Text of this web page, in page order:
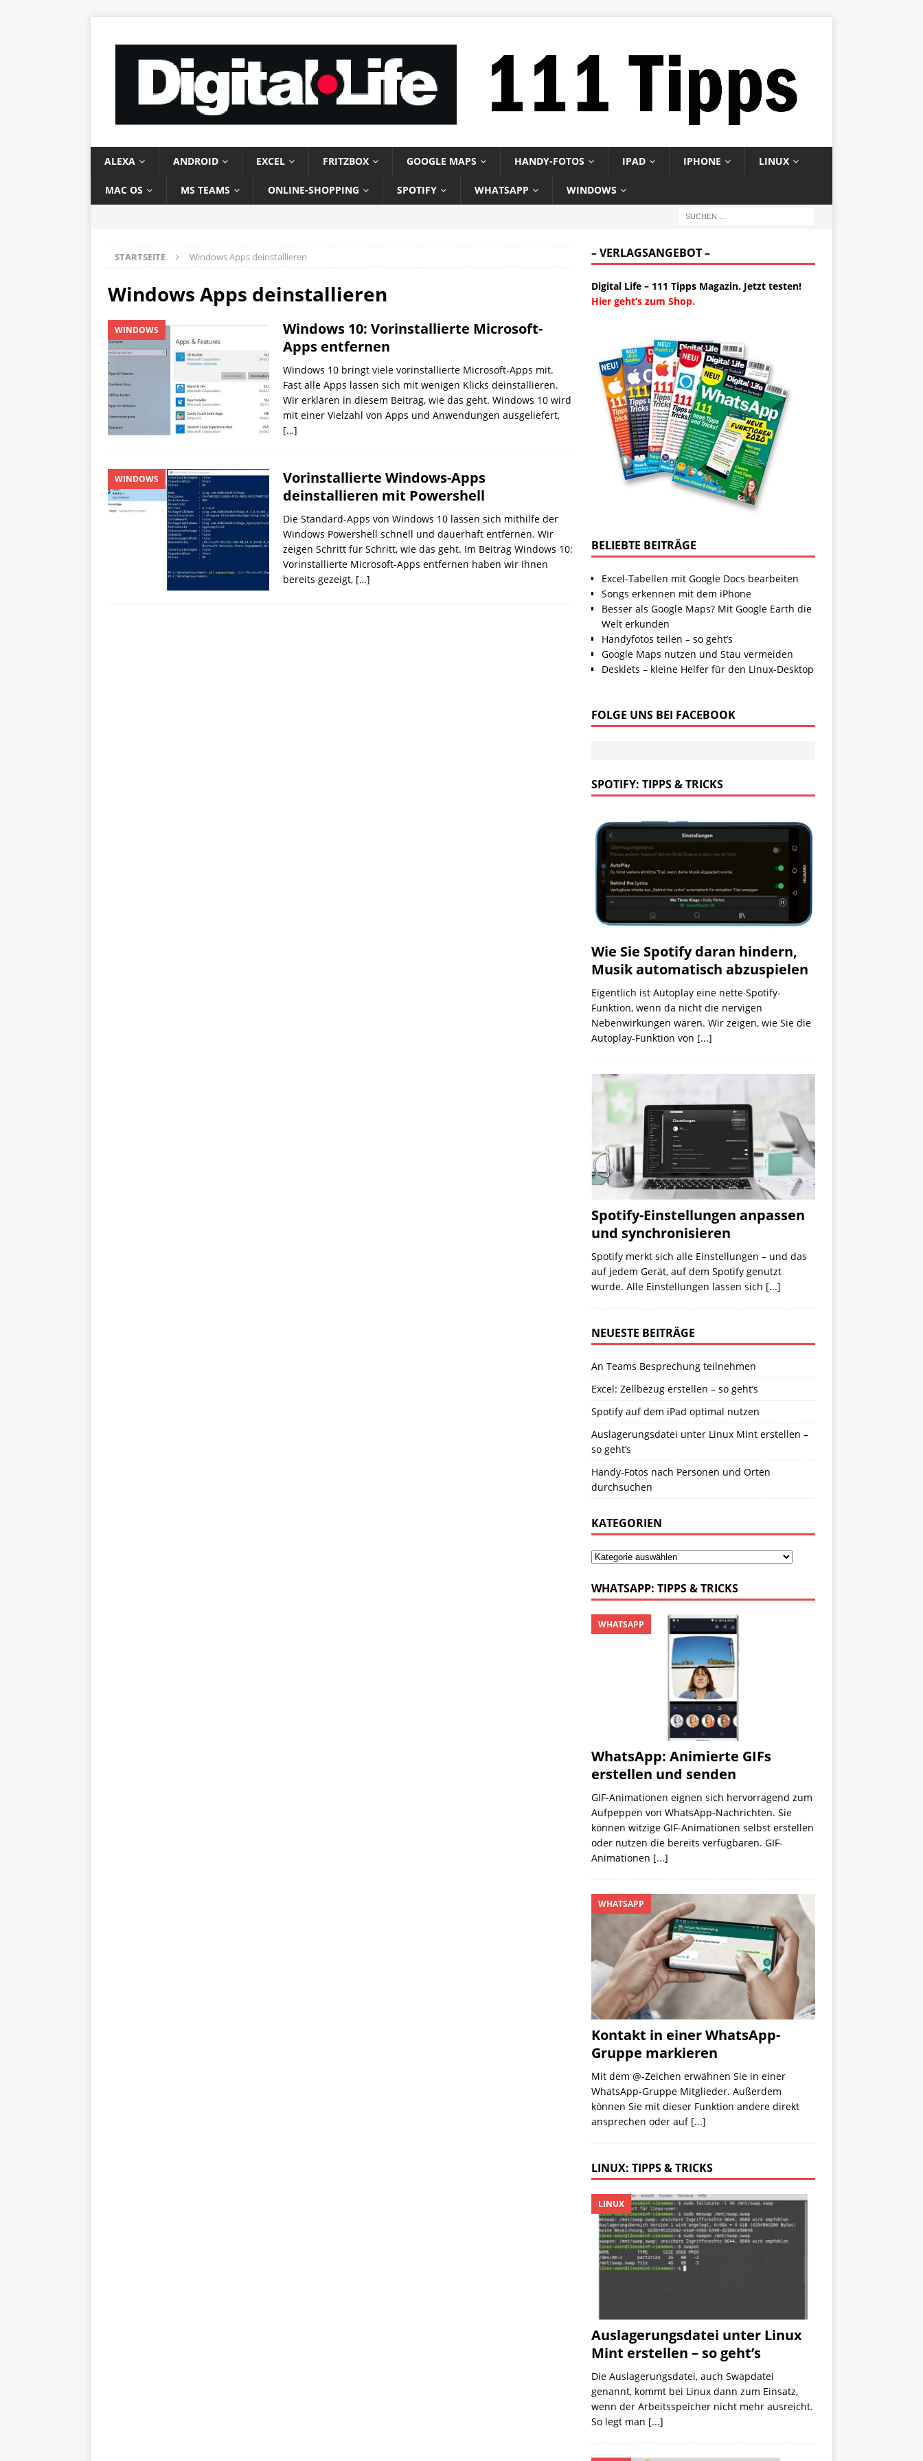
ALEXA ANDROID EXCEL FRITZBOX GOOGLE MAPS HANDY-FOTOS IPAD IPHONE LINUX
MAC OS MS TEAMS ONLINE-SHOPPING SPOTIFY WHATSAPP WINDOWS
STARTSEITE Windows Apps deinstallieren
Windows Apps deinstallieren
WINDOWS
Windows 10: Vorinstallierte Microsoft-
Apps entfernen
Windows 10 bringt viele vorinstallierte Microsoft-Apps mit.
Fast alle Apps lassen sich mit wenigen Klicks deinstallieren.
Wir erklären in diesem Beitrag, wie das geht. Windows 10 wird
mit einer Vielzahl von Apps und Anwendungen ausgeliefert,
[…]
WINDOWS
Vorinstallierte Windows-Apps
deinstallieren mit Powershell
Die Standard-Apps von Windows 10 lassen sich mithilfe der
Windows Powershell schnell und dauerhaft entfernen. Wir
zeigen Schritt für Schritt, wie das geht. Im Beitrag Windows 10:
Vorinstallierte Microsoft-Apps entfernen haben wir Ihnen
bereits gezeigt, […]
– VERLAGSANGEBOT –
Digital Life – 111 Tipps Magazin. Jetzt testen!
Hier geht’s zum Shop.
BELIEBTE BEITRÄGE
Excel-Tabellen mit Google Docs bearbeiten
Songs erkennen mit dem iPhone
Besser als Google Maps? Mit Google Earth die
Welt erkunden
Handyfotos teilen – so geht’s
Google Maps nutzen und Stau vermeiden
Desklets – kleine Helfer für den Linux-Desktop
FOLGE UNS BEI FACEBOOK
SPOTIFY: TIPPS & TRICKS
Wie Sie Spotify daran hindern,
Musik automatisch abzuspielen
Eigentlich ist Autoplay eine nette Spotify-
Funktion, wenn da nicht die nervigen
Nebenwirkungen wären. Wir zeigen, wie Sie die
Autoplay-Funktion von [...]
Spotify-Einstellungen anpassen
und synchronisieren
Spotify merkt sich alle Einstellungen – und das
auf jedem Gerät, auf dem Spotify genutzt
wurde. Alle Einstellungen lassen sich [...]
NEUESTE BEITRÄGE
An Teams Besprechung teilnehmen
Excel: Zellbezug erstellen – so geht’s
Spotify auf dem iPad optimal nutzen
Auslagerungsdatei unter Linux Mint erstellen –
so geht’s
Handy-Fotos nach Personen und Orten
durchsuchen
KATEGORIEN
WHATSAPP: TIPPS & TRICKS
WhatsApp: Animierte GIFs
erstellen und senden
WHATSAPP
GIF-Animationen eignen sich hervorragend zum
Aufpeppen von WhatsApp-Nachrichten. Sie
können witzige GIF-Animationen selbst erstellen
oder nutzen die bereits verfügbaren. GIF-
Animationen [...]
Kontakt in einer WhatsApp-
Gruppe markieren
WHATSAPP
Mit dem @-Zeichen erwähnen Sie in einer
WhatsApp-Gruppe Mitglieder. Außerdem
können Sie mit dieser Funktion andere direkt
ansprechen oder auf [...]
LINUX: TIPPS & TRICKS
Auslagerungsdatei unter Linux
Mint erstellen – so geht’s
LINUX
Die Auslagerungsdatei, auch Swapdatei
genannt, kommt bei Linux dann zum Einsatz,
wenn der Arbeitsspeicher nicht mehr ausreicht.
So legt man [...]